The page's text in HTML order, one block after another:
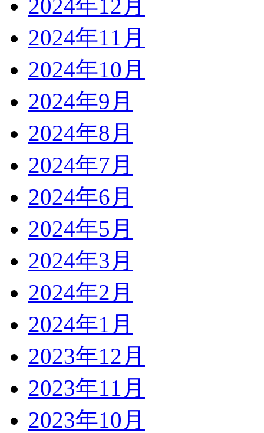
2024年12月
2024年11月
2024年10月
2024年9月
2024年8月
2024年7月
2024年6月
2024年5月
2024年3月
2024年2月
2024年1月
2023年12月
2023年11月
2023年10月